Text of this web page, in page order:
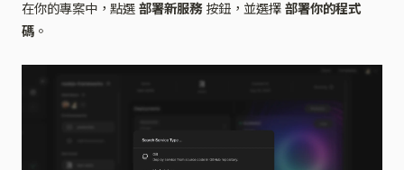
在你的專案中，點選 部署新服務按鈕，並選擇 部署你的程式
碼 。